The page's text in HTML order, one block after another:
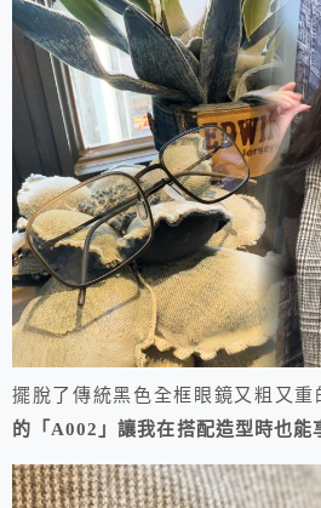
擺脫了傳統黑色全框眼鏡又粗又重
的「A002」讓我在搭配造型時也能